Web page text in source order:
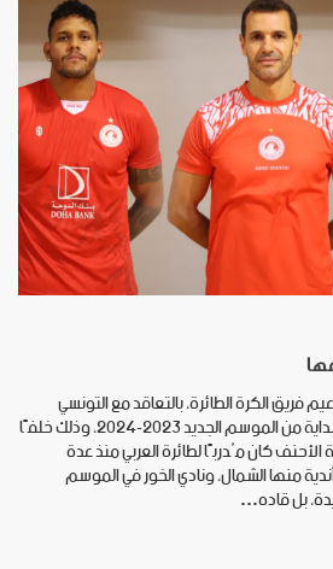
فريق الكرة الطائرة، بالتعاقد مع التونسي
معاوية الأحنف لتدريب الفريق بداية من الموسم الجديد 2023-2024، وذلك خلفًا
الأحنف كان مُدربًا لطائرة العربي منذ عدة
منها الشمال، ونادي الخور في الموسم
بل قاده…